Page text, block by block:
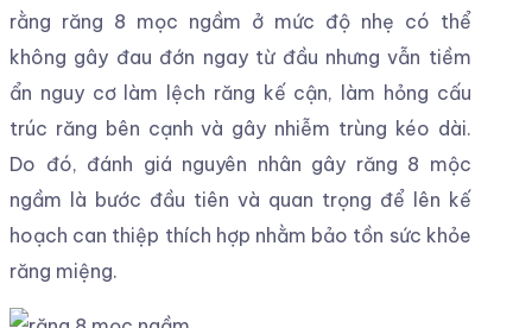
rằng răng 8 mọc ngầm ở mức độ nhẹ có thể
không gây đau đớn ngay từ đầu nhưng vẫn tiềm
ẩn nguy cơ làm lệch răng kế cận, làm hỏng cấu
trúc răng bên cạnh và gây nhiễm trùng kéo dài.
Do đó, đánh giá nguyên nhân gây răng 8 mộc
ngầm là bước đầu tiên và quan trọng để lên kế
hoạch can thiệp thích hợp nhằm bảo tồn sức khỏe
răng miệng.